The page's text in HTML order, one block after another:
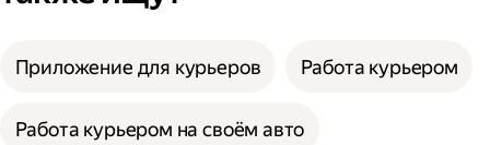
Приложение для курьеров Работа курьером
Работа курьером на своём авто